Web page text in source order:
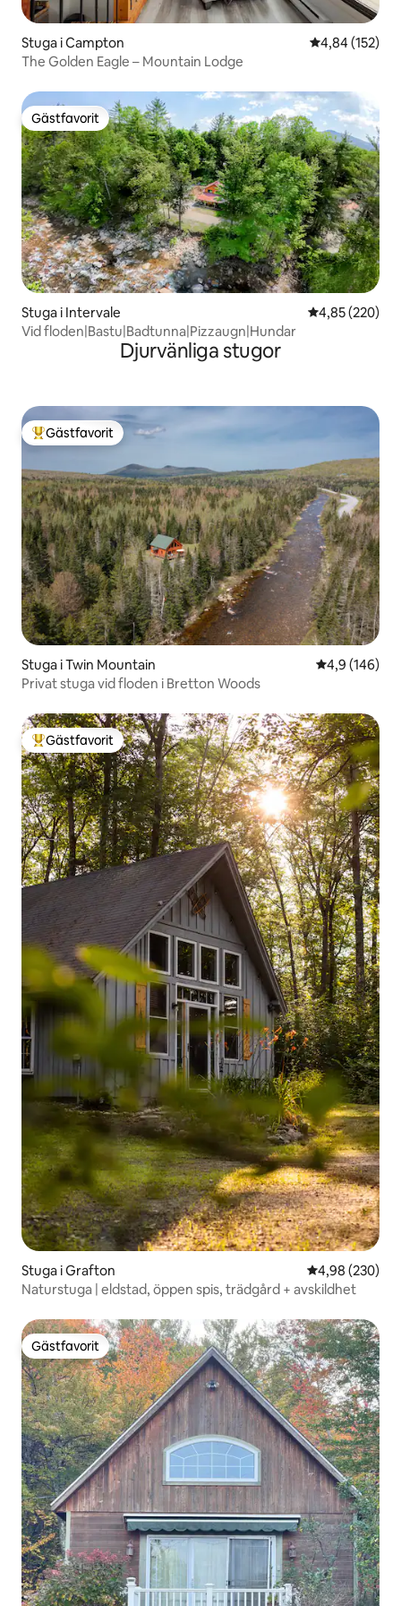
Stuga i Campton 4,84 av 5 i
4,84 (152)
The Golden Eagle – Mountain Lodge
Gästfavorit
Gästfavorit
Stuga i Intervale 4,85 av 5 i
4,85 (220)
Vid floden|Bastu|Badtunna|Pizzaugn|Hundar
Djurvänliga stugor
Populär gästfavorit
Gästfavorit
Stuga i Twin Mountain 4,9 av 5 i
4,9 (146)
Privat stuga vid floden i Bretton Woods
Populär gästfavorit
Gästfavorit
Stuga i Grafton 4,98 av 5 i
4,98 (230)
Naturstuga | eldstad, öppen spis, trädgård + avskildhet
Gästfavorit
Gästfavorit